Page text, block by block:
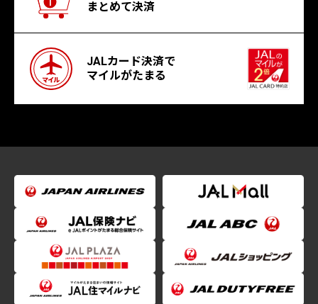
まとめて決済
JALカード決済で
マイルがたまる